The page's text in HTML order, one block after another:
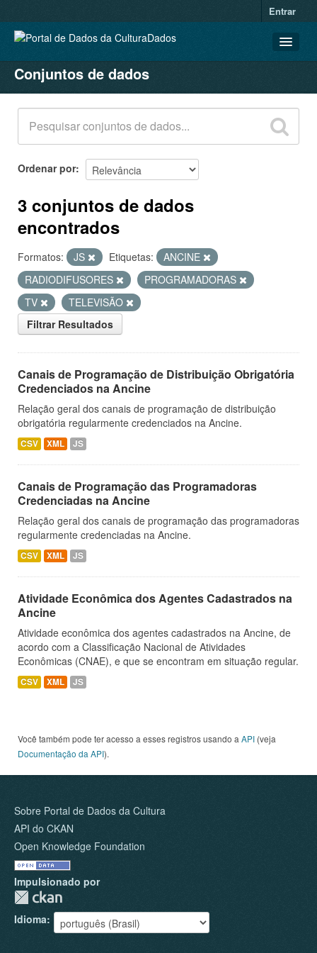
Entrar
CONJUNTOS DE DADOS
ORGANIZAÇÕES
GRUPOS
SOBRE
Conjuntos de dados
Ordenar por
3 conjuntos de dados
encontrados
Formatos: JS Etiquetas:
ANCINE
RADIODIFUSORES
PROGRAMADORAS
TV
TELEVISÃO
Filtrar Resultados
Canais de Programação de Distribuição Obrigatória
Credenciados na Ancine
Relação geral dos canais de programação de distribuição
obrigatória regularmente credenciados na Ancine.
CSV XML JS
Canais de Programação das Programadoras
Credenciadas na Ancine
Relação geral dos canais de programação das programadoras
regularmente credenciadas na Ancine.
CSV XML JS
Atividade Econômica dos Agentes Cadastrados na
Ancine
Atividade econômica dos agentes cadastrados na Ancine, de
acordo com a Classificação Nacional de Atividades
Econômicas (CNAE), e que se encontram em situação regular.
CSV XML JS
Você também pode ter acesso a esses registros usando a API (veja
Documentação da API).
Sobre Portal de Dados da Cultura
API do CKAN
Open Knowledge Foundation
Impulsionado por
Idioma